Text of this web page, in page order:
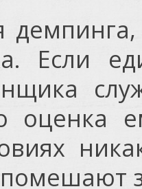
Если
оценка